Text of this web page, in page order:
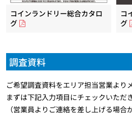
コインランドリー総合カタロ
グ
コ
グ
調査資料
ご希望調査資料をエリア担当営業より
まずは下記入力項目にチェックいただ
（営業員よりご連絡を差し上げる場合